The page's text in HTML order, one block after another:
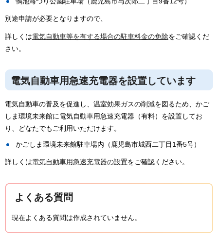
別途申請が必要となりますので、
詳しくは電気自動車等を有する場合の駐車料金の免除をご確認くだ
さい。
電気自動車用急速充電器を設置しています
電気自動車の普及を促進し、温室効果ガスの削減を図るため、かご
しま環境未来館に電気自動車用急速充電器（有料）を設置してお
り、どなたでもご利用いただけます。
かごしま環境未来館駐車場内（鹿児島市城西二丁目1番5号）
詳しくは電気自動車用急速充電器の設置をご確認ください。
よくある質問
現在よくある質問は作成されていません。